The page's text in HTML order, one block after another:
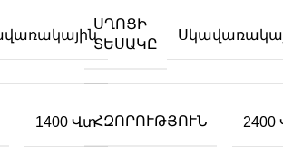
1400 Վտ
ՍՂՈՑԻ
ՏԵՍԱԿԸ
ՀԶՈՐՈՒԹՅՈՒՆ